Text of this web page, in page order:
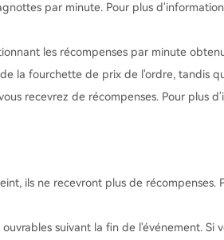
par minute. Pour plus
les récompenses par minute
la fourchette de prix de l'ordre, tandis
recevrez de récompenses. Pour plus
ils ne recevront plus de récompenses.
suivant la fin de l'événement. Si